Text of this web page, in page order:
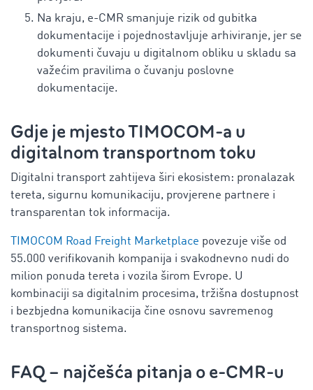
Na kraju, e-CMR smanjuje rizik od gubitka
dokumentacije i pojednostavljuje arhiviranje, jer se
dokumenti čuvaju u digitalnom obliku u skladu sa
važećim pravilima o čuvanju poslovne
dokumentacije.
Gdje je mjesto TIMOCOM-a u
digitalnom transportnom toku
Digitalni transport zahtijeva širi ekosistem: pronalazak
tereta, sigurnu komunikaciju, provjerene partnere i
transparentan tok informacija.
TIMOCOM Road Freight Marketplace povezuje više od
55.000 verifikovanih kompanija i svakodnevno nudi do
milion ponuda tereta i vozila širom Evrope. U
kombinaciji sa digitalnim procesima, tržišna dostupnost
i bezbjedna komunikacija čine osnovu savremenog
transportnog sistema.
FAQ – najčešća pitanja o e-CMR-u